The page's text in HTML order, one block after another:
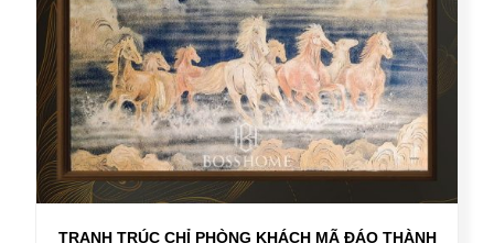
TRANH TRÚC CHỈ PHÒNG KHÁCH MÃ ĐÁO THÀNH